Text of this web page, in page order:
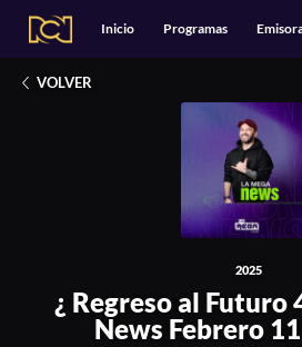
Inicio Programas
Catálogo
Deportes
Entretenimiento
Estilo de Vida
Música
Noticias
VOLVER
2025
¿ Regreso al Futuro
News Febrero
¿ Regreso al Futuro 4? -